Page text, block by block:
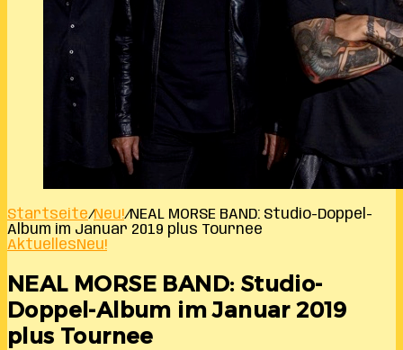
Startseite/Neu!/NEAL MORSE BAND: Studio-Doppel-
Album im Januar 2019 plus Tournee
AktuellesNeu!
NEAL MORSE BAND: Studio-
Doppel-Album im Januar 2019
plus Tournee